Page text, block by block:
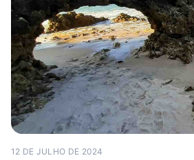
12 DE JULHO DE 2024